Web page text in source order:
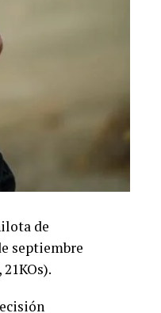
de
septiembre